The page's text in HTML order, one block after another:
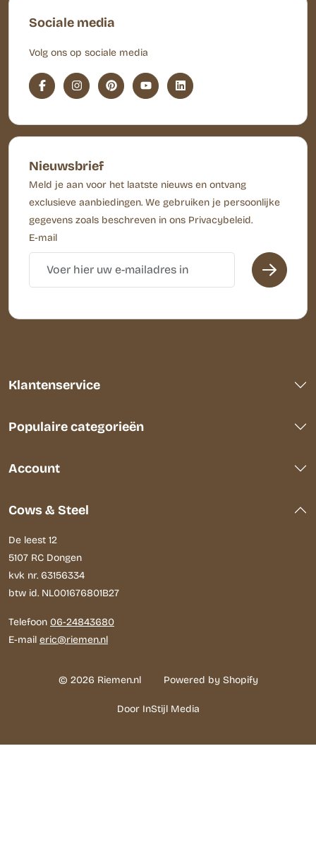
Sociale media
Volg ons op sociale media
Nieuwsbrief
Meld je aan voor het laatste nieuws en ontvang
exclusieve aanbiedingen. We gebruiken je persoonlijke
gegevens zoals beschreven in ons Privacybeleid.
E-mail
Klantenservice
Populaire categorieën
Account
Cows & Steel
De leest 12
5107 RC Dongen
kvk nr. 63156334
btw id. NL001676801B27
Telefoon 06-24843680
E-mail eric@riemen.nl
© 2026 Riemen.nl Powered by Shopify
Door InStijl Media